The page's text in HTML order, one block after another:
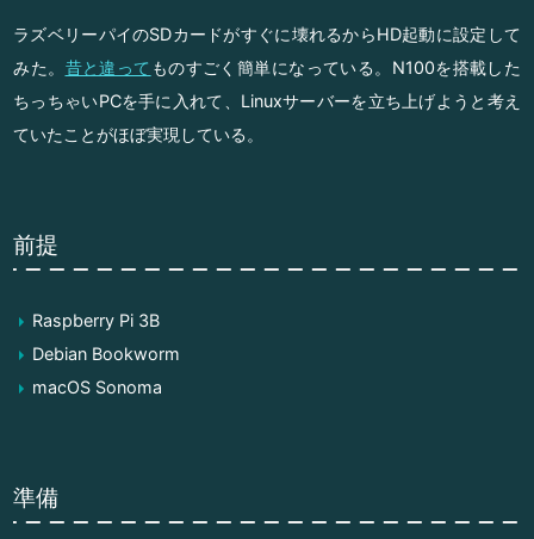
ラズベリーパイのSDカードがすぐに壊れるからHD起動に設定して
みた。 昔と違って ものすごく簡単になっている。N100を搭載した
ちっちゃいPCを手に入れて、Linuxサーバーを立ち上げようと考え
ていたことがほぼ実現している。
前提
Raspberry Pi 3B
Debian Bookworm
macOS Sonoma
準備